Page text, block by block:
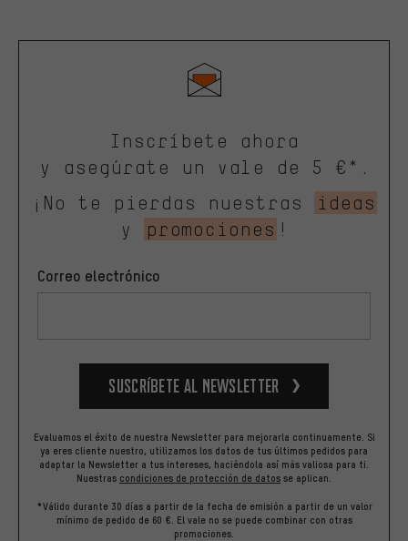
Inscríbete ahora
y asegúrate un vale de 5 €*.
¡No te pierdas nuestras
ideas
y
promociones !
Correo electrónico
Suscríbete al newsletter
Evaluamos el éxito de nuestra Newsletter para mejorarla continuamente. Si
ya eres cliente nuestro, utilizamos los datos de tus últimos pedidos para
adaptar la Newsletter a tus intereses, haciéndola así más valiosa para ti.
Nuestras condiciones de protección de datos se aplican.
*Válido durante 30 días a partir de la fecha de emisión a partir de un valor
mínimo de pedido de 60 €. El vale no se puede combinar con otras
promociones.